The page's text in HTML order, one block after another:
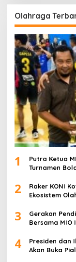
Olahraga
1
Putra Ketua
Turnamen
2
Raker KONI
Ekosistem
3
Gerakan
Bersama MIO
4
Presiden dan
Akan Buka